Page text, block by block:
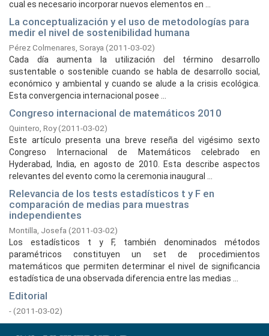
cual es necesario incorporar nuevos elementos en ...
La conceptualización y el uso de metodologías para
medir el nivel de sostenibilidad humana
Pérez Colmenares, Soraya (2011-03-02)
Cada día aumenta la utilización del término desarrollo
sustentable o sostenible cuando se habla de desarrollo social,
económico y ambiental y cuando se alude a la crisis ecológica.
Esta convergencia internacional posee ...
Congreso internacional de matemáticos 2010
Quintero, Roy(2011-03-02)
Este artículo presenta una breve reseña del vigésimo sexto
Congreso Internacional de Matemáticos celebrado en
Hyderabad, India, en agosto de 2010. Esta describe aspectos
relevantes del evento como la ceremonia inaugural ...
Relevancia de los tests estadísticos t y F en
comparación de medias para muestras
independientes
Montilla, Josefa (2011-03-02)
Los estadísticos t y F, también denominados métodos
paramétricos constituyen un set de procedimientos
matemáticos que permiten determinar el nivel de significancia
estadística de una observada diferencia entre las medias ...
Editorial
-(2011-03-02)